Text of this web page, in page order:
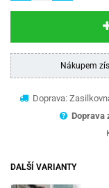
Nákupem
Doprava:
Doprava
DALŠÍ VARIANTY